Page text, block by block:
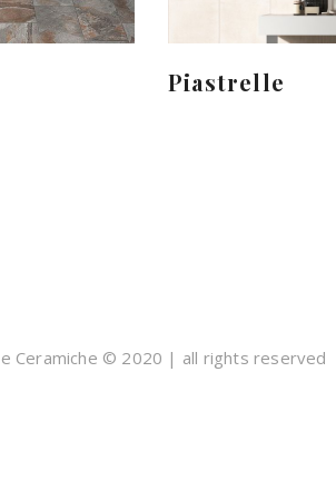
Piastrelle
Ceramiche © 2020 | all rights reserved